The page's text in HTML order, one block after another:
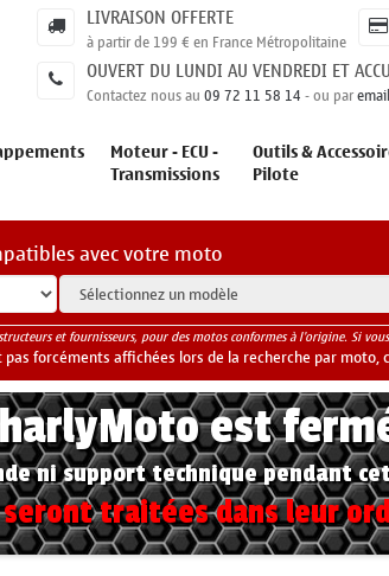
LIVRAISON OFFERTE
à partir de 199 € en France Métropolitaine
OUVERT DU LUNDI AU VENDREDI ET
Contactez nous au09 72 11 58 14- ou par
Moteur - ECU -
Transmissions
Outils &
Pilote
avec votre moto
et fournisseurs, pour des motos conformes à l'origine. Si
forcéments affichées lors de la recherche par
est
ni support technique pendant
seront traitées dans leur